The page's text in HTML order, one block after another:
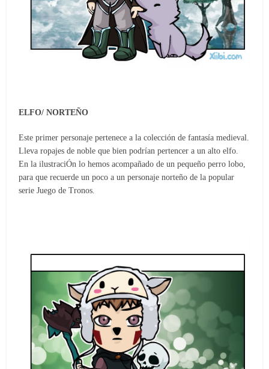
ELFO/ NORTEÑO
Este primer personaje pertenece a la colección de fantasía medieval.
Lleva ropajes de noble que bien podrían pertencer a un alto elfo.
En la ilustraciÓn lo hemos acompañado de un pequeño perro lobo,
para que recuerde un poco a un personaje norteño de la popular
serie Juego de Tronos.